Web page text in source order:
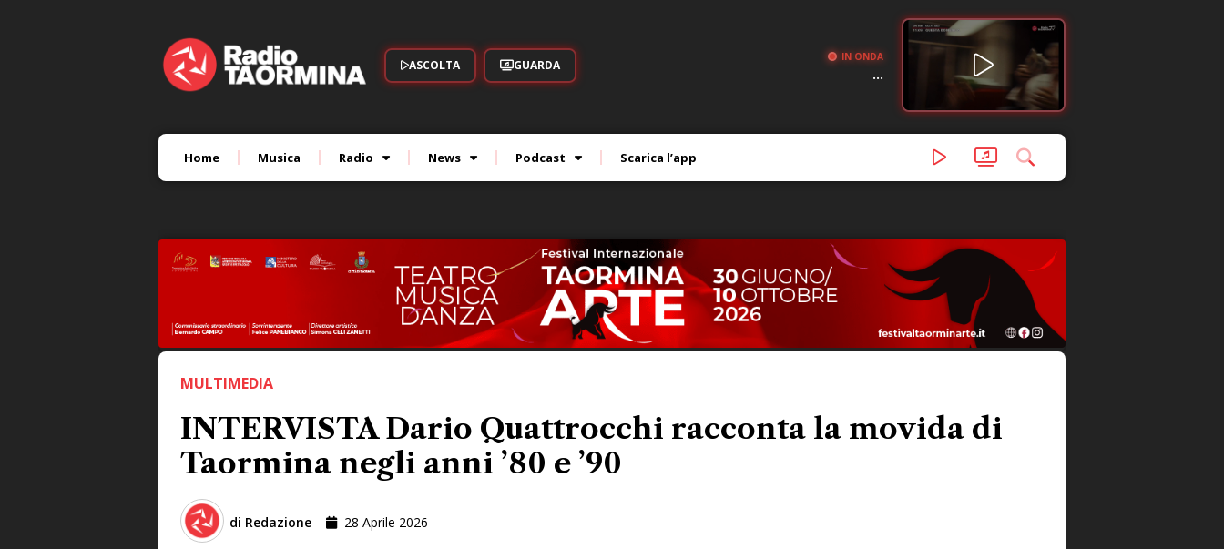
ASCOLTA GUARDA
IN ONDA
...
Home Musica Radio News Podcast Scarica l’app
MULTIMEDIA
INTERVISTA Dario Quattrocchi racconta la movida di
Taormina negli anni ’80 e ’90
di Redazione 28 Aprile 2026